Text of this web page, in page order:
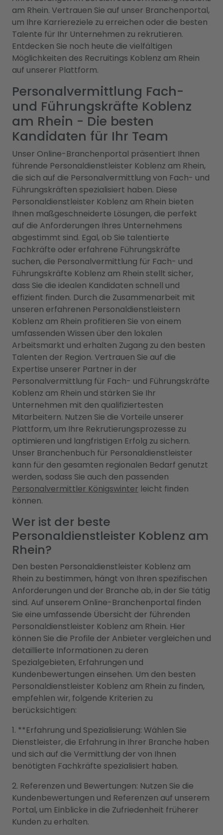
am Rhein. Vertrauen Sie auf unser Branchenportal,
um Ihre Karriereziele zu erreichen oder die besten
Talente für Ihr Unternehmen zu rekrutieren.
Entdecken Sie noch heute die vielfältigen
Möglichkeiten des Recruitings Koblenz am Rhein
auf unserer Plattform.
Personalvermittlung Fach-
und Führungskräfte Koblenz
am Rhein - Die besten
Kandidaten für Ihr Team
Unser Online-Branchenportal präsentiert Ihnen
führende Personaldienstleister Koblenz am Rhein,
die sich auf die Personalvermittlung von Fach- und
Führungskräften spezialisiert haben. Diese
Personaldienstleister Koblenz am Rhein bieten
Ihnen maßgeschneiderte Lösungen, die perfekt
auf die Anforderungen Ihres Unternehmens
abgestimmt sind. Egal, ob Sie talentierte
Fachkräfte oder erfahrene Führungskräfte
suchen, die Personalvermittlung für Fach- und
Führungskräfte Koblenz am Rhein stellt sicher,
dass Sie die idealen Kandidaten schnell und
effizient finden. Durch die Zusammenarbeit mit
unseren erfahrenen Personaldienstleistern
Koblenz am Rhein profitieren Sie von einem
umfassenden Wissen über den lokalen
Arbeitsmarkt und erhalten Zugang zu den besten
Talenten der Region. Vertrauen Sie auf die
Expertise unserer Partner in der
Personalvermittlung für Fach- und Führungskräfte
Koblenz am Rhein und stärken Sie Ihr
Unternehmen mit den qualifiziertesten
Mitarbeitern. Nutzen Sie die Vorteile unserer
Plattform, um Ihre Rekrutierungsprozesse zu
optimieren und langfristigen Erfolg zu sichern.
Unser Branchenbuch für Personaldienstleister
kann für den gesamten regionalen Bedarf genutzt
werden, sodass Sie auch den passenden
Personalvermittler Königswinter leicht finden
können.
Wer ist der beste
Personaldienstleister Koblenz am
Rhein?
Den besten Personaldienstleister Koblenz am
Rhein zu bestimmen, hängt von Ihren spezifischen
Anforderungen und der Branche ab, in der Sie tätig
sind. Auf unserem Online-Branchenportal finden
Sie eine umfassende Übersicht der führenden
Personaldienstleister Koblenz am Rhein. Hier
können Sie die Profile der Anbieter vergleichen und
detaillierte Informationen zu deren
Spezialgebieten, Erfahrungen und
Kundenbewertungen einsehen. Um den besten
Personaldienstleister Koblenz am Rhein zu finden,
empfehlen wir, folgende Kriterien zu
berücksichtigen:
1. **Erfahrung und Spezialisierung: Wählen Sie
Dienstleister, die Erfahrung in Ihrer Branche haben
und sich auf die Vermittlung der von Ihnen
benötigten Fachkräfte spezialisiert haben.
2. Referenzen und Bewertungen: Nutzen Sie die
Kundenbewertungen und Referenzen auf unserem
Portal, um Einblicke in die Zufriedenheit früherer
Kunden zu erhalten.